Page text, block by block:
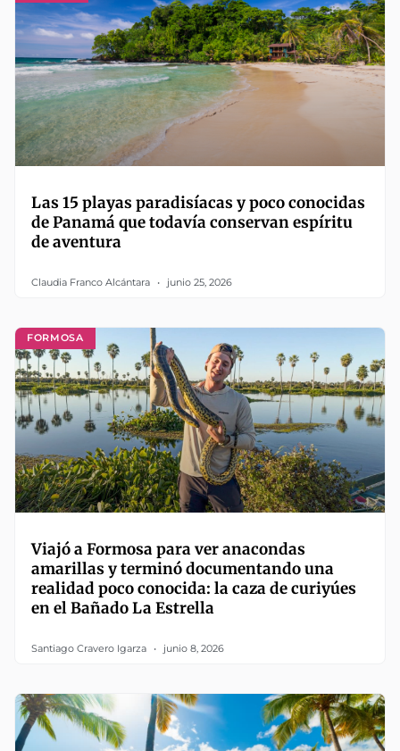
Las 15 playas paradisíacas y poco conocidas
de Panamá que todavía conservan espíritu
de aventura
Claudia Franco Alcántara junio 25, 2026
FORMOSA
Viajó a Formosa para ver anacondas
amarillas y terminó documentando una
realidad poco conocida: la caza de curiyúes
en el Bañado La Estrella
Santiago Cravero Igarza junio 8, 2026